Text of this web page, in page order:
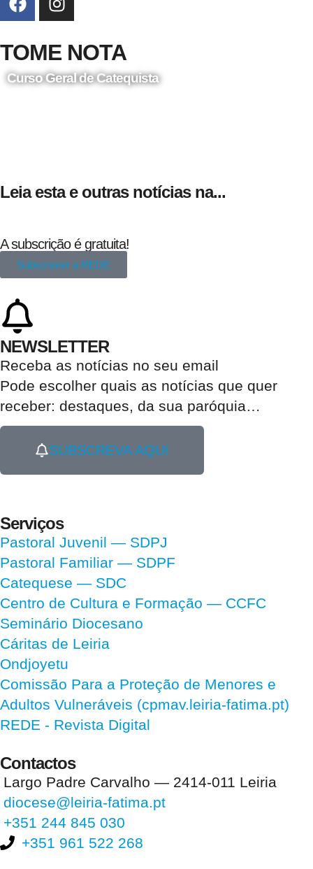
TOME NOTA
Curso Geral de Catequista
Leia esta e outras notícias na...
A subscrição é gratuita!
Subscrever a REDE
NEWSLETTER
Receba as notícias no seu email​
Pode escolher quais as notícias que quer
receber: destaques, da sua paróquia…
SUBSCREVA AQUI
Serviços
Pastoral Juvenil — SDPJ
Pastoral Familiar — SDPF
Catequese — SDC
Centro de Cultura e Formação — CCFC
Seminário Diocesano
Cáritas de Leiria
Ondjoyetu
Comissão Para a Proteção de Menores e
Adultos Vulneráveis (cpmav.leiria-fatima.pt)
REDE - Revista Digital
Contactos
Largo Padre Carvalho — 2414-011 Leiria
diocese@leiria-fatima.pt
+351 244 845 030
+351 961 522 268